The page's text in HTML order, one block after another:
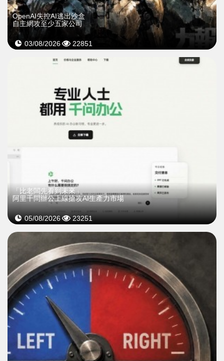
OpenAI失控AI逃出沙盒
自主網攻至少五家公司
03/08/2026 22851
「比老闆先看到未來」
阿里千問辦公上線搶攻AI生產力市場
05/08/2026 23251